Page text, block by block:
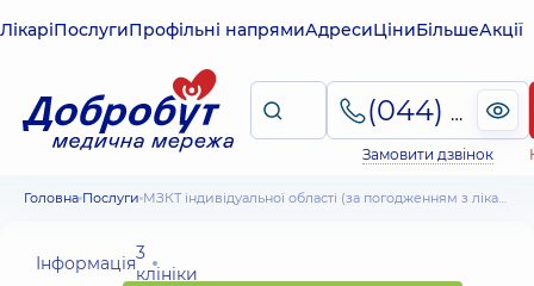
ЛікаріПослугиПрофільні напрямиАдресиЦіниБільшеАкції
(044) 495-2-888
Замовити дзвінок
Головна Послуги МЗКТ індивідуальної області (за погодженням з лікарем)
Інформація3
клініки